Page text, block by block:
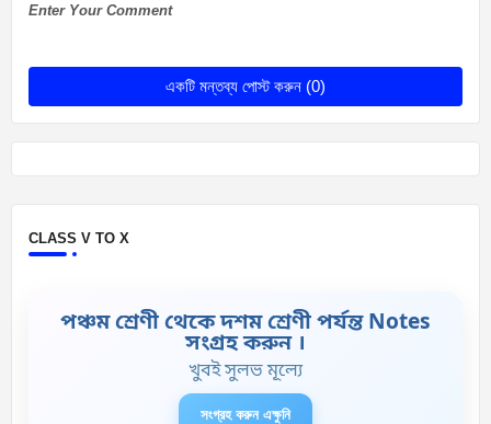
Enter Your Comment
একটি মন্তব্য পোস্ট করুন (0)
CLASS V TO X
পঞ্চম শ্রেণী থেকে দশম শ্রেণী পর্যন্ত Notes
সংগ্রহ করুন ।
খুবই সুলভ মূল্যে
সংগ্রহ করুন এক্ষুনি